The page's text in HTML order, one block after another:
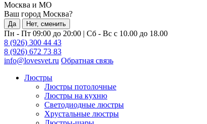
Москва и МО
Ваш город Москва?
Да Нет, сменить
Пн - Пт 09:00 до 20:00 | Сб - Вс с 10.00 до 18.00
8 (926) 300 44 43
8 (926) 672 73 83
info@lovesvet.ru Обратная связь
Люстры
Люстры потолочные
Люстры на кухню
Светодиодные люстры
Хрустальные люстры